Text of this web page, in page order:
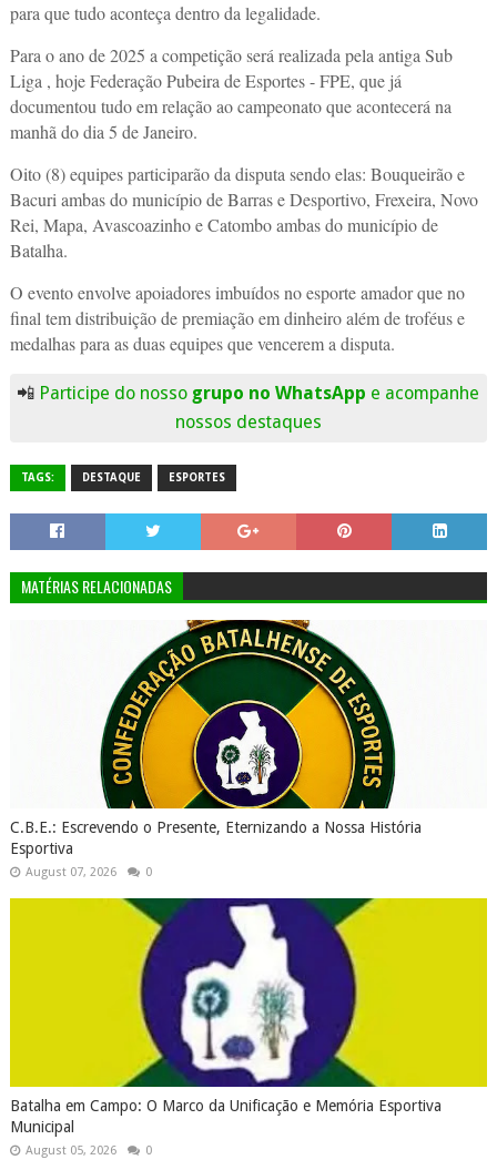
para que tudo aconteça dentro da legalidade.
Para o ano de 2025 a competição será realizada pela antiga Sub
Liga , hoje Federação Pubeira de Esportes - FPE, que já
documentou tudo em relação ao campeonato que acontecerá na
manhã do dia 5 de Janeiro.
Oito (8) equipes participarão da disputa sendo elas: Bouqueirão e
Bacuri ambas do município de Barras e Desportivo, Frexeira, Novo
Rei, Mapa, Avascoazinho e Catombo ambas do município de
Batalha.
O evento envolve apoiadores imbuídos no esporte amador que no
final tem distribuição de premiação em dinheiro além de troféus e
medalhas para as duas equipes que vencerem a disputa.
📲 Participe do nosso grupo no WhatsApp e acompanhe
nossos destaques
TAGS: DESTAQUE ESPORTES
MATÉRIAS RELACIONADAS
C.B.E.: Escrevendo o Presente, Eternizando a Nossa História
Esportiva
August 07, 2026 0
Batalha em Campo: O Marco da Unificação e Memória Esportiva
Municipal
August 05, 2026 0